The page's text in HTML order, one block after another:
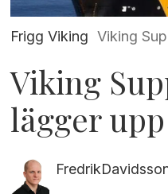
Frigg Viking Viking
Viking
lägger
Fredrik